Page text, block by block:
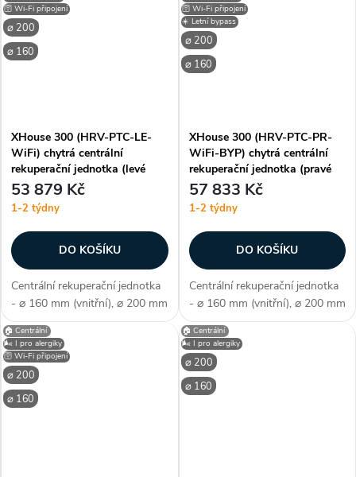
vlhkosti), připojení univerzální
(nastavitelné), WiFi -...
předehřev, levé připojení, WiFi -
chytré bezdrátové ovládání,...
⌀ 200
⌀ 160
🛜 Wi-Fi připojení
XHouse 300 (HRV-PTC-LE-
WiFi) chytrá centrální
rekuperační jednotka (levé
připojení)
53 879 Kč
1-2 týdny
DO KOŠÍKU
Centrální rekuperační jednotka
- ⌀ 160 mm (vnitřní), ⌀ 200 mm
(vnější), HRV - protiproudý
tepelný výměník, PTC
předehřev, levé připojení, WiFi -
chytré bezdrátové ovládání,
35...
⌀ 200
⌀ 160
🛜 Wi-Fi připojení
☀️ Letní bypass
XHouse 300 (HRV-PTC-PR-
WiFi-BYP) chytrá centrální
rekuperační jednotka (pravé
připojení)
57 833 Kč
1-2 týdny
DO KOŠÍKU
Centrální rekuperační jednotka
- ⌀ 160 mm (vnitřní), ⌀ 200 mm
(vnější), HRV - protiproudý
tepelný výměník, PTC
předehřev, pravé připojení, WiFi
- chytré bezdrátové ovládání,...
⌀ 200
⌀ 160
🏠 Centrální
🌬️ I pro alergiky
🛜 Wi-Fi připojení
⌀ 200
⌀ 160
🏠 Centrální
🌬️ I pro alergiky